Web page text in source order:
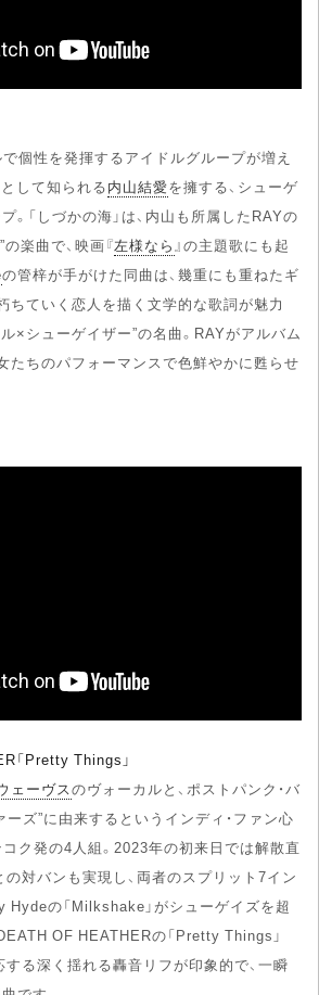
個性を発揮するアイドルグループが増え
して知られる内山結愛を擁する、シューゲ
。「しづかの海」は、内山も所属したRAYの
”の楽曲で、映画『左様なら』の主題歌にも起
の管梓が手がけた同曲は、幾重にも重ねたギ
ちていく恋人を描く文学的な歌詞が魅力
×シューゲイザー”の名曲。RAYがアルバム
たちのパフォーマンスで色鮮やかに甦らせ
「Pretty Things」
ェーヴスのヴォーカルと、ポストパンク・バ
ーズ”に由来するというインディ・ファン心
コク発の4人組。2023年の初来日では解散直
対バンも実現し、両者のスプリット7イン
Hydeの「Milkshake」がシューゲイズを超
OF HEATHERの「Pretty Things」
する深く揺れる轟音リフが印象的で、一瞬